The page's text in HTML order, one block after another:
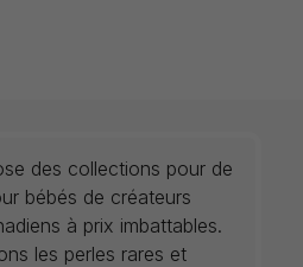
des collections pour de
bébés de créateurs
à prix imbattables.
les perles rares et